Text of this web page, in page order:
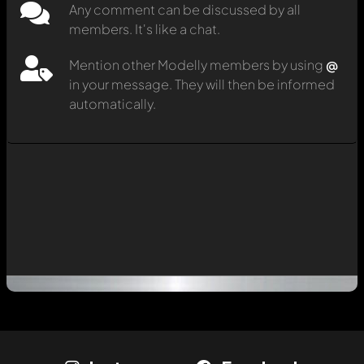
Any comment can be discussed by all
members. It's like a chat.
Mention other Modelly members by using @
in your message. They will then be informed
automatically.